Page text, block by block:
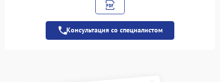
управления (мат.платы,
Замена лампы
1400 рублей
Консультация со специалистом